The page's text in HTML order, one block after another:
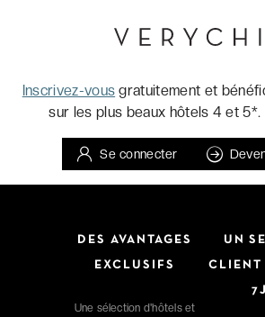
Inscrivez-vous gratuitement et
sur les plus beaux hôtels 4 et 5*.
Se connecter
DES AVANTAGES
EXCLUSIFS
Une sélection d'hôtels et
UN
CLIENT